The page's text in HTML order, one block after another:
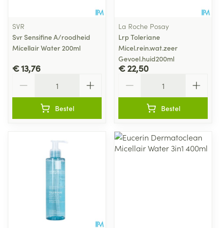
SVR
Svr Sensifine A/roodheid
Micellair Water 200ml
€ 13,76
Bestel
La Roche Posay
Lrp Toleriane
Micel.rein.wat.zeer
Gevoel.huid200ml
€ 22,50
Bestel